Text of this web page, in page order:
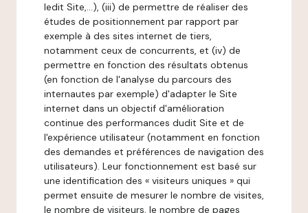
ledit Site,...), (iii) de permettre de réaliser des
études de positionnement par rapport par
exemple à des sites internet de tiers,
notamment ceux de concurrents, et (iv) de
permettre en fonction des résultats obtenus
(en fonction de l'analyse du parcours des
internautes par exemple) d'adapter le Site
internet dans un objectif d'amélioration
continue des performances dudit Site et de
l'expérience utilisateur (notamment en fonction
des demandes et préférences de navigation des
utilisateurs). Leur fonctionnement est basé sur
une identification des « visiteurs uniques » qui
permet ensuite de mesurer le nombre de visites,
le nombre de visiteurs, le nombre de pages